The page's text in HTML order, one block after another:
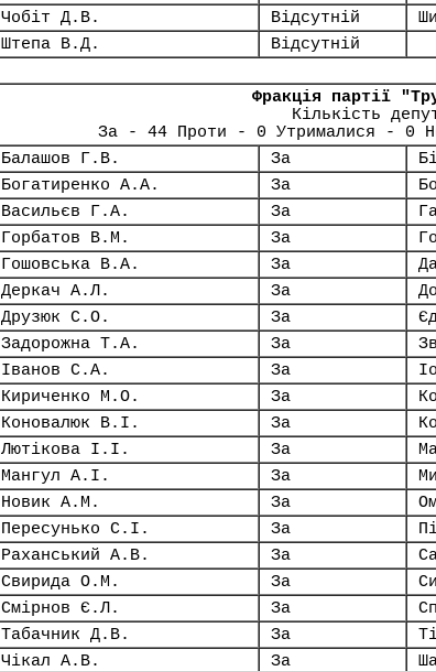
Чобіт Д.В.
Відсутній
Штепа В.Д.
Відсутній
Фракція партії
Кількість
За - 44 Проти - 0 Утрималися - 0
Балашов Г.В.
За
Богатиренко А.А.
За
Васильєв Г.А.
За
Горбатов В.М.
За
Гошовська В.А.
За
Деркач А.Л.
За
Друзюк С.О.
За
Задорожна Т.А.
За
Іванов С.А.
За
Кириченко М.О.
За
Коновалюк В.І.
За
Лютікова І.І.
За
Мангул А.І.
За
Новик А.М.
За
Пересунько С.І.
За
Раханський А.В.
За
Свирида О.М.
За
Смірнов Є.Л.
За
Табачник Д.В.
За
Чікал А.В.
За